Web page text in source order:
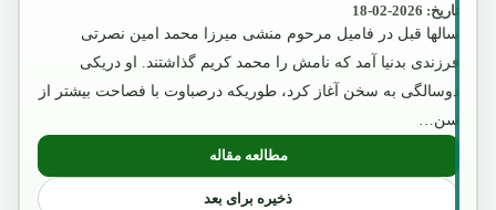
تاریخ: 2026-02-18
سالها قبل در فامیل مرحوم منشی میرزا محمد امین نصرتی
فرزندی بدنیا آمد که نامش را محمد کریم گذاشتند. او دریکی
دوسالگی به سخن آغاز کرد، طوریکه درصباوت با فصاحت بیشتر از
سن…
مطالعه مقاله: بسم الله الرحمن الرحیم
ذخیره برای بعد